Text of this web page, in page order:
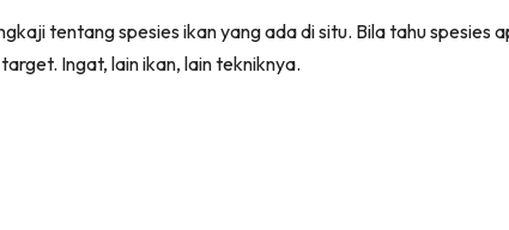
tentang spesies ikan yang ada di situ. Bila tahu
Ingat, lain ikan, lain tekniknya.